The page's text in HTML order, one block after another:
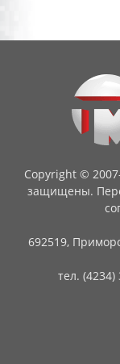
Copyright ©
защищены.
692519,
тел.